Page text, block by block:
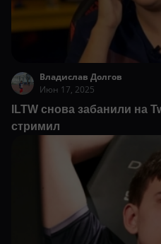
Владислав Долгов
Июн 17, 2025
ILTW снова забанили на
стримил